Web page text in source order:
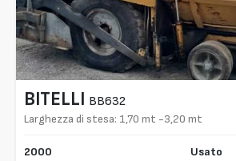
BITELLI BB632
Larghezza di stesa: 1,70 mt -3,20 mt
2000
Usato